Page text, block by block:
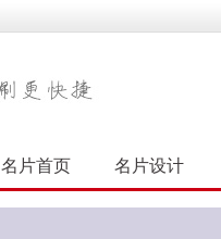
名片首页 名片设计